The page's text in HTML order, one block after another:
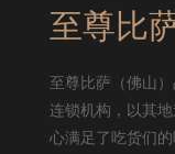
至尊比
至尊比萨（佛山
连锁机构，以其
心满足了吃货们